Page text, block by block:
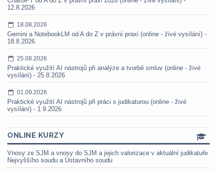
12.8.2026
18.08.2026
Gemini a NotebookLM od A do Z v právní praxi (online - živé vysílání) -
18.8.2026
25.08.2026
Praktické využití AI nástrojů při analýze a tvorbě smluv (online - živé
vysílání) - 25.8.2026
01.09.2026
Praktické využití AI nástrojů při práci s judikaturou (online - živé
vysílání) - 1.9.2026
ONLINE KURZY
Vnosy ze SJM a vnosy do SJM a jejich valorizace v aktuální judikatuře
Nejvyššího soudu a Ústavního soudu